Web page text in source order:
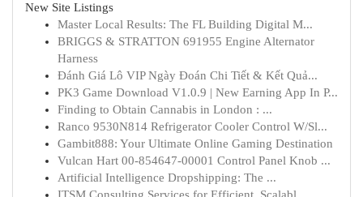
New Site Listings
Master Local Results: The FL Building Digital M...
BRIGGS & STRATTON 691955 Engine Alternator
Harness
Đánh Giá Lô VIP Ngày Đoán Chi Tiết & Kết Quả...
PK3 Game Download V1.0.9 | New Earning App In P...
Finding to Obtain Cannabis in London : ...
Ranco 9530N814 Refrigerator Cooler Control W/Sl...
Gambit888: Your Ultimate Online Gaming Destination
Vulcan Hart 00-854647-00001 Control Panel Knob ...
Artificial Intelligence Dropshipping: The ...